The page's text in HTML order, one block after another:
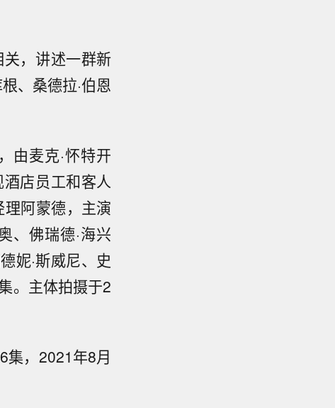
，讲述一群新
、桑德拉·伯恩
由麦克·怀特开
店员工和客人
阿蒙德，主演
、佛瑞德·海兴
妮·斯威尼、史
。主体拍摄于2
集，2021年8月